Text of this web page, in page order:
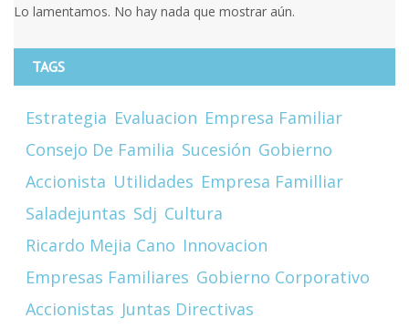
Lo lamentamos. No hay nada que mostrar aún.
TAGS
Estrategia Evaluacion Empresa Familiar
Consejo De Familia Sucesión Gobierno
Accionista Utilidades Empresa Familliar
Saladejuntas Sdj Cultura
Ricardo Mejia Cano Innovacion
Empresas Familiares Gobierno Corporativo
Accionistas Juntas Directivas